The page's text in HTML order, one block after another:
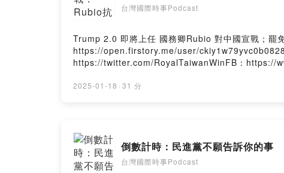
台灣國際時事Podcast
Trump 2.0 即將上任 國務卿Rubio 對中國宣戰；
https://open.firstory.me/user/
https://twitter.com/RoyalTaiwanWinFB：https://
2025-01-18 · 31 分
倒數計時：民進黨不願告訴你的事
台灣國際時事Podcast